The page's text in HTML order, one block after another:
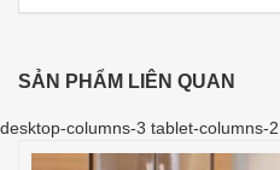
SẢN PHẨM LIÊN QUAN
desktop-columns-3 tablet-columns-